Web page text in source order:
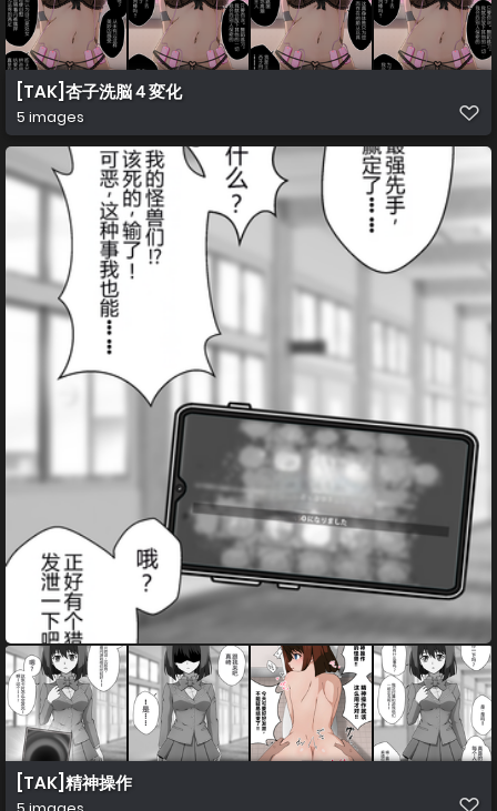
[TAK]杏子洗脳４変化
5 images
[TAK]精神操作